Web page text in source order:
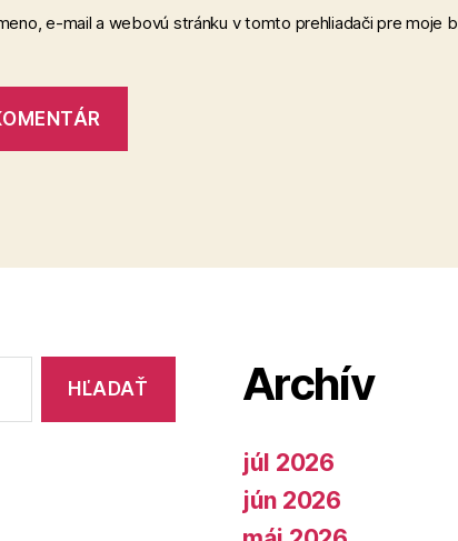
e-mail a webovú stránku v tomto prehliadači pre moje
Archív
júl 2026
jún 2026